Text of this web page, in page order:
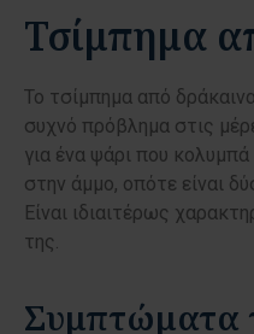
Τσίμπημα
Το τσίμπημα από
συχνό πρόβλημα στις
για ένα ψάρι που
στην άμμο, οπότε είναι
Είναι ιδιαιτέρως
της.
Συμπτώματα